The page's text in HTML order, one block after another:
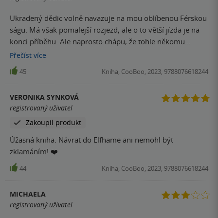
Ukradený dědic volně navazuje na mou oblíbenou Férskou
ságu. Má však pomalejší rozjezd, ale o to větší jízda je na
konci příběhu. Ale naprosto chápu, že tohle někomu
nemusí vyhovovat. Já to beru tak, že si nás autorka
připravuje na druhý závěrečný díl, tak to vše musela
napsat do první půlky děje, abychom už měli umetenou
Doubka a Suren jsem si postupně zamilovala, ale nebyla to
láska na první pohled :-) chtělo to trochu času, než jsme si
dali šanci. :-) Holly Blacková má dar popsat dokonale
postavy, neměla jsem problém si všechny představovat a
do děje jsem taky vklouzla lehce. Trochu mi chyběla
Elfhame - v země víl jsme se moc nepohybovali a to byla
škoda. Věřím však, že v pokračování si Elfhame užijeme
taková nádhera. Věřím, že tato série zaujme hlavně mladší
čtenáře, kteří mají rádi fantasy světy – tento určitě moc
Přečíst více
45 Kniha, CooBoo, 2023, 9788076618244
VERONIKA SYNKOVÁ
registrovaný uživatel
Zakoupil produkt
Úžasná kniha. Návrat do Elfhame ani nemohl být
zklamáním! ❤️
44 Kniha, CooBoo, 2023, 9788076618244
MICHAELA
registrovaný uživatel